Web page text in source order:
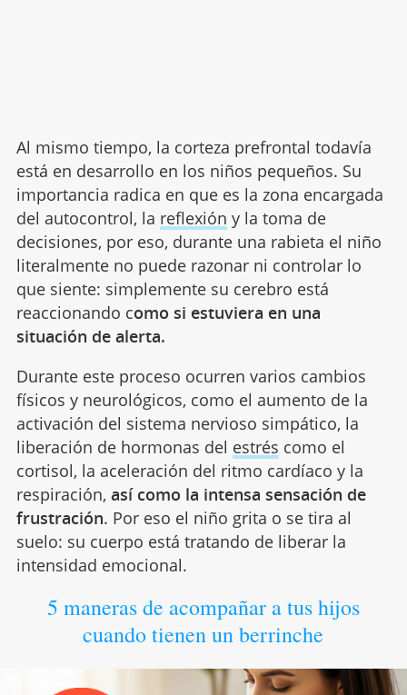
Al mismo tiempo, la corteza prefrontal todavía
está en desarrollo en los niños pequeños. Su
importancia radica en que es la zona encargada
del autocontrol, la reflexión y la toma de
decisiones, por eso, durante una rabieta el niño
literalmente no puede razonar ni controlar lo
que siente: simplemente su cerebro está
reaccionando como si estuviera en una
situación de alerta.
Durante este proceso ocurren varios cambios
físicos y neurológicos, como el aumento de la
activación del sistema nervioso simpático, la
liberación de hormonas del estrés como el
cortisol, la aceleración del ritmo cardíaco y la
respiración, así como la intensa sensación de
frustración. Por eso el niño grita o se tira al
suelo: su cuerpo está tratando de liberar la
intensidad emocional.
5 maneras de acompañar a tus hijos
cuando tienen un berrinche